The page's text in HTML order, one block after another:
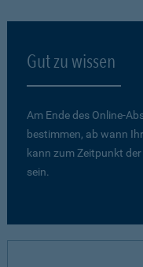
Gut zu wissen
Am Ende des Online-
bestimmen, ab wann
kann zum Zeitpunkt
sein.